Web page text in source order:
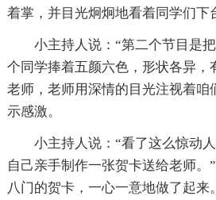
着掌，并目光炯炯地看着同学们下
小主持人说：“第二个节目是把
个同学捧着五颜六色，形状各异，
老师，老师用深情的目光注视着咱
示感激。
小主持人说：“看了这么惊动人
自己亲手制作一张贺卡送给老师。
八门的贺卡，一心一意地做了起来